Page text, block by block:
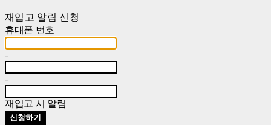
재입고 알림 신청
휴대폰 번호
-
-
재입고 시 알림
신청하기